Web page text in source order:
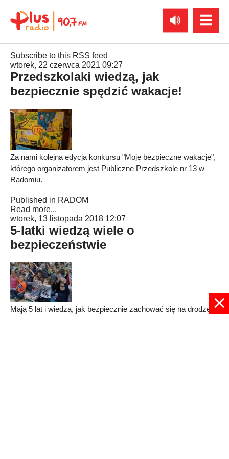
Subscribe to this RSS feed
wtorek, 22 czerwca 2021 09:27
Przedszkolaki wiedzą, jak
bezpiecznie spędzić wakacje!
Za nami kolejna edycja konkursu "Moje bezpieczne wakacje",
którego organizatorem jest Publiczne Przedszkole nr 13 w
Radomiu.
Published in RADOM
Read more...
wtorek, 13 listopada 2018 12:07
5-latki wiedzą wiele o
bezpieczeństwie
Mają 5 lat i wiedzą, jak bezpiecznie zachować się na drodze.